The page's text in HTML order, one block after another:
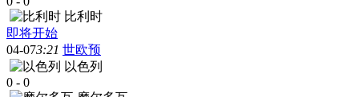
比利时
即将开始
04-073:21 世欧预
以色列
0 - 0